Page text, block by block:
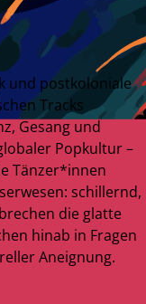
und postkoloniale
Tracks
Gesang und
Popkultur –
Tänzer*innen
schillernd,
die glatte
hinab in Fragen
Aneignung.